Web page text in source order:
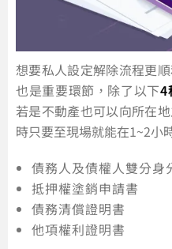
想要私人設定解除流程更
也是重要環節，除了以下4
若是不動產也可以向所在
時只要至現場就能在1~2小
債務人及債權人雙分身
抵押權塗銷申請書
債務清償證明書
他項權利證明書